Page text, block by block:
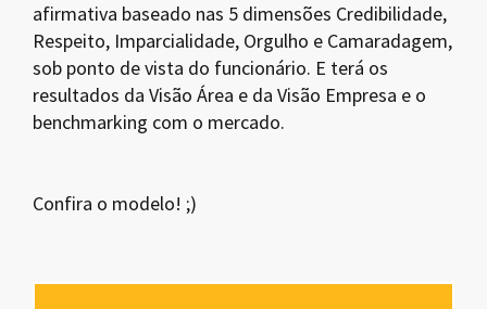
afirmativa baseado nas 5 dimensões Credibilidade,
Respeito, Imparcialidade, Orgulho e Camaradagem,
sob ponto de vista do funcionário. E terá os
resultados da Visão Área e da Visão Empresa e o
benchmarking com o mercado.
Confira o modelo! ;)